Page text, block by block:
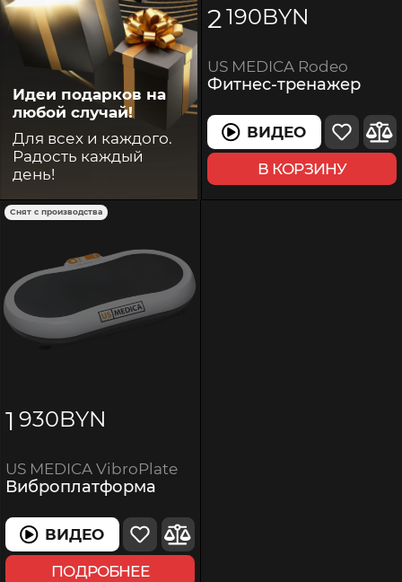
Идеи подарков на
любой случай!
Для всех и каждого.
Радость каждый
день!
2 190BYN
US MEDICA Rodeo
Фитнес-тренажер
ВИДЕО
В КОРЗИНУ
Снят с производства
1 930BYN
US MEDICA VibroPlate
Виброплатформа
ВИДЕО
ПОДРОБНЕЕ